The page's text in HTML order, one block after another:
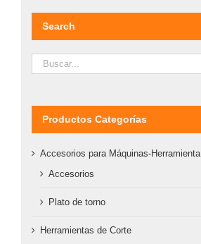
Search
Productos Categorías
Accesorios para Máquinas-Herramienta
Accesorios
Plato de torno
Herramientas de Corte